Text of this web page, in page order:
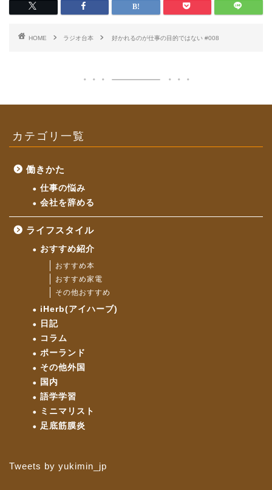
HOME ラジオ台本 好かれるのが仕事の目的ではない #008
カテゴリ一覧
働きかた
仕事の悩み
会社を辞める
ライフスタイル
おすすめ紹介
おすすめ本
おすすめ家電
その他おすすめ
iHerb(アイハーブ)
日記
コラム
ポーランド
その他外国
国内
語学学習
ミニマリスト
足底筋膜炎
Tweets by yukimin_jp